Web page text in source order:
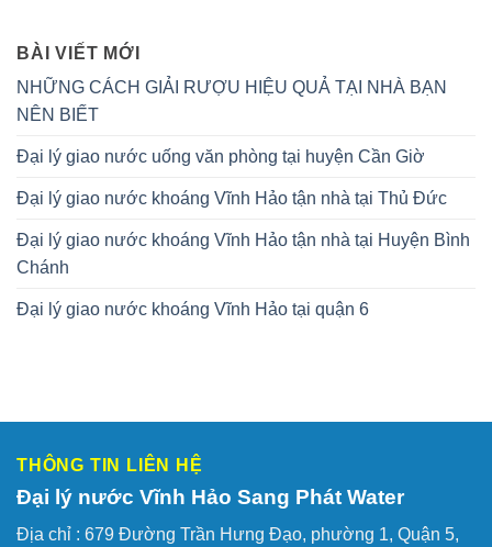
BÀI VIẾT MỚI
NHỮNG CÁCH GIẢI RƯỢU HIỆU QUẢ TẠI NHÀ BẠN
NÊN BIẾT
Đại lý giao nước uống văn phòng tại huyện Cần Giờ
Đại lý giao nước khoáng Vĩnh Hảo tận nhà tại Thủ Đức
Đại lý giao nước khoáng Vĩnh Hảo tận nhà tại Huyện Bình
Chánh
Đại lý giao nước khoáng Vĩnh Hảo tại quận 6
THÔNG TIN LIÊN HỆ
Đại lý nước Vĩnh Hảo Sang Phát Water
Địa chỉ : 679 Đường Trần Hưng Đạo, phường 1, Quận 5,